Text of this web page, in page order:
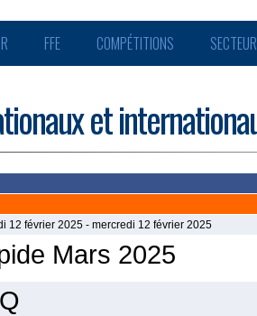
FFE COMPÉTITIONS
et
12 février 2025 - mercredi 12 février 2025
Mars 2025